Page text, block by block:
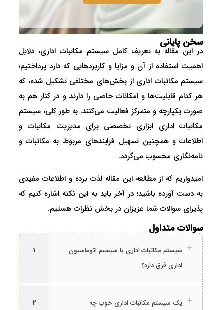
سخن پایانی
در این مقاله به تعریف کامل سیستم مکاتبات اداری، دلایل
اهمیت استفاده از آن و مزایا و کاربردهایی که دارد پرداختیم؛
سیستم مکاتبات اداری از بخش‌های مختلفی تشکیل شده، که
هر کدام قابلیت‌ها و امکانات خاصی را دارند و در کنار هم به
صورت یکپارچه و متمرکز فعالیت می‌کنند. به طور کلی، سیستم
مکاتبات اداری ابزاری تخصصی برای مدیریت مکاتبات و
اطلاعات و همچنین تسهیل فرایندهای مربوط به مکاتبات و
نامه‌نگاری محسوب می‌گردد.
امیدواریم که از مطالعه این مقاله لذت برده و اطلاعات مفیدی
به دست آورده باشید؛ در آخر باید به این نکته اشاره کنیم که
پذیرای سوالات شما عزیزان در بخش نظرات هستیم.
سوالات متداول
1
سیستم مکاتبات اداری با سیستم اتوماسیون
اداری فرق دارد؟
2
یک سیستم مکاتبات اداری خوب چه